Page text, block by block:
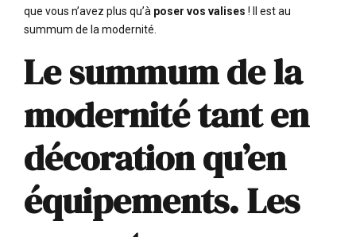
que vous n’avez plus qu’à poser vos valises ! Il est au
summum de la modernité.
Le summum de la
modernité tant en
décoration qu’en
équipements. Les